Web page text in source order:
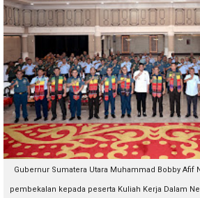
Gubernur Sumatera Utara Muhammad Bobby
pembekalan kepada peserta Kuliah Kerja Dalam